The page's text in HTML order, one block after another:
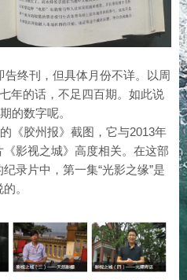
终刊，但具体月份不详。以周
年的话，不足四百期。如此说
的数字呢。
《胶州报》截图，它与2013年
影视之城》高度相关。在这部
录片中，第一集“光影之缘”是
。